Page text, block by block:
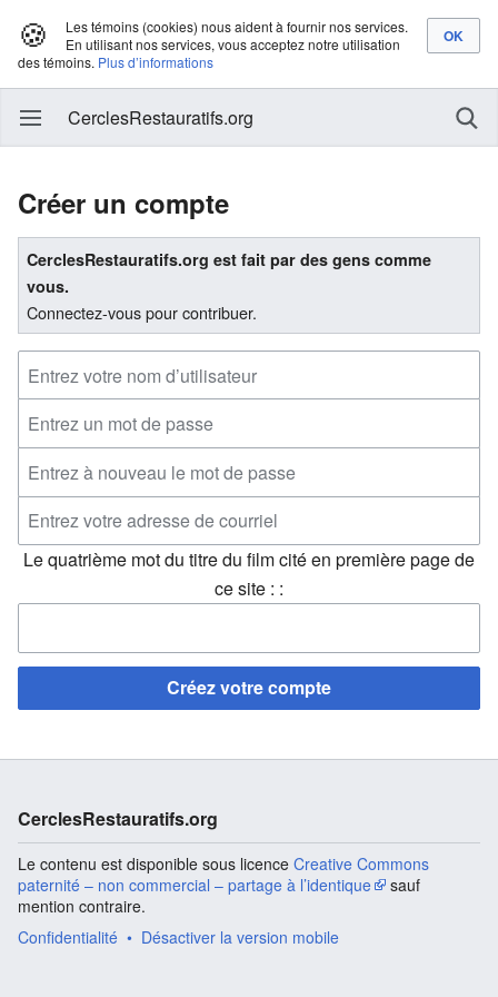
🍪
Les témoins (cookies) nous aident à fournir nos services.
En utilisant nos services, vous acceptez notre utilisation
des témoins. Plus d’informations
CerclesRestauratifs.org
Créer un compte
CerclesRestauratifs.org est fait par des gens comme
vous.
Connectez-vous pour contribuer.
Le quatrième mot du titre du film cité en première page de
ce site : :
Créez votre compte
CerclesRestauratifs.org
Le contenu est disponible sous licence Creative Commons
paternité – non commercial – partage à l’identique
sauf
mention contraire.
Confidentialité
Désactiver la version mobile